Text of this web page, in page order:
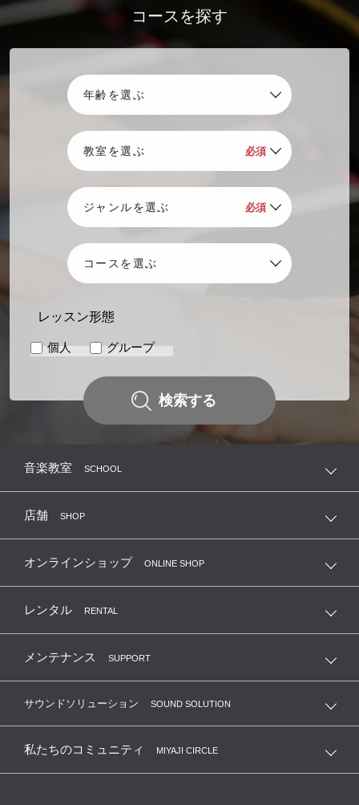
コースを探す
レッスン形態
個人 グループ
検索する
音楽教室 SCHOOL
店舗 SHOP
オンラインショップ ONLINE SHOP
レンタル RENTAL
メンテナンス SUPPORT
サウンドソリューション SOUND SOLUTION
私たちのコミュニティ MIYAJI CIRCLE